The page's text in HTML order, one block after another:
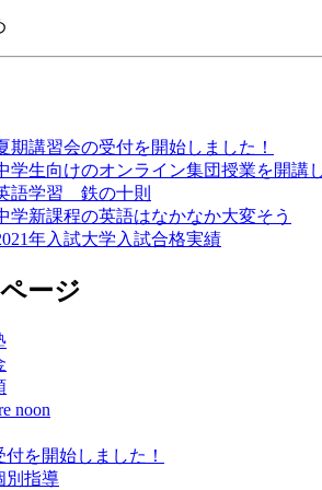
期講習会の受付を開始しました！
学生向けのオンライン集団授業を開講
語学習 鉄の十則
学新課程の英語はなかなか大変そう
年入試大学入試合格実績
ージ
noon
を開始しました！
別指導